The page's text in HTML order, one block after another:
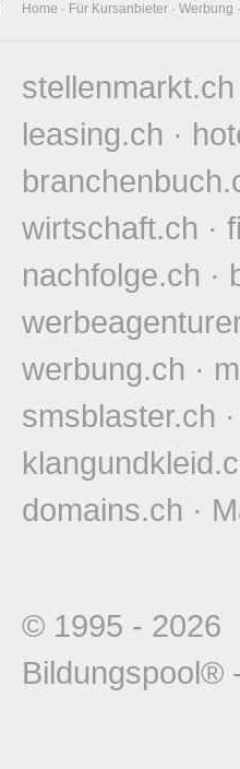
Home · Für Kursanbieter · Werbung
stellenmarkt.ch
leasing.ch ·
wirtschaft.ch ·
nachfolge.ch ·
werbung.ch ·
smsblaster.ch
domains.ch ·
© 1995 -
Bildungspool®